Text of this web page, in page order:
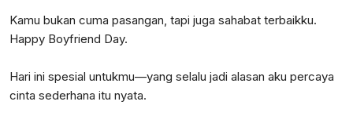
Kamu bukan cuma pasangan, tapi juga sahabat terbaikku.
Happy Boyfriend Day.
Hari ini spesial untukmu—yang selalu jadi alasan aku percaya
cinta sederhana itu nyata.